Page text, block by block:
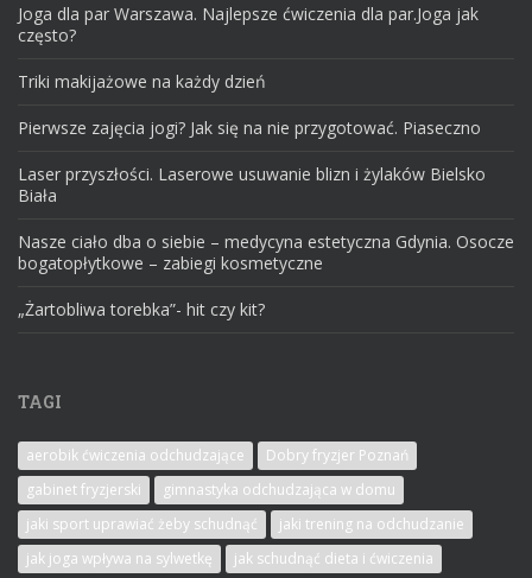
Joga dla par Warszawa. Najlepsze ćwiczenia dla par.Joga jak
często?
Triki makijażowe na każdy dzień
Pierwsze zajęcia jogi? Jak się na nie przygotować. Piaseczno
Laser przyszłości. Laserowe usuwanie blizn i żylaków Bielsko
Biała
Nasze ciało dba o siebie – medycyna estetyczna Gdynia. Osocze
bogatopłytkowe – zabiegi kosmetyczne
„Żartobliwa torebka”- hit czy kit?
TAGI
aerobik ćwiczenia odchudzające
Dobry fryzjer Poznań
gabinet fryzjerski
gimnastyka odchudzająca w domu
jaki sport uprawiać żeby schudnąć
jaki trening na odchudzanie
jak joga wpływa na sylwetkę
jak schudnąć dieta i ćwiczenia